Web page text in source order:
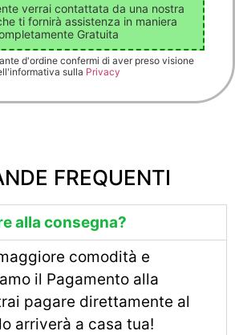
verrai contattata da una nostra
ti fornirà assistenza in maniera
Gratuita
d'ordine confermi di aver preso visione
sulla Privacy
FREQUENTI
alla consegna?
comodità e
il Pagamento alla
pagare direttamente al
arriverà a casa tua!